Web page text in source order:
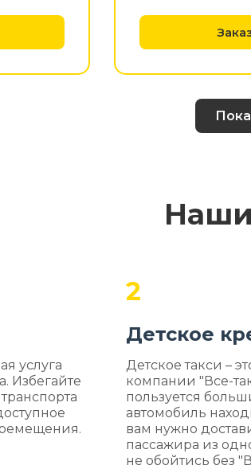
Наши
услуга
Избегайте
2
Детское
Детское такси –
компании "Все-
пользуется
автомобиль
вам нужно
пассажира из
не обойтись без